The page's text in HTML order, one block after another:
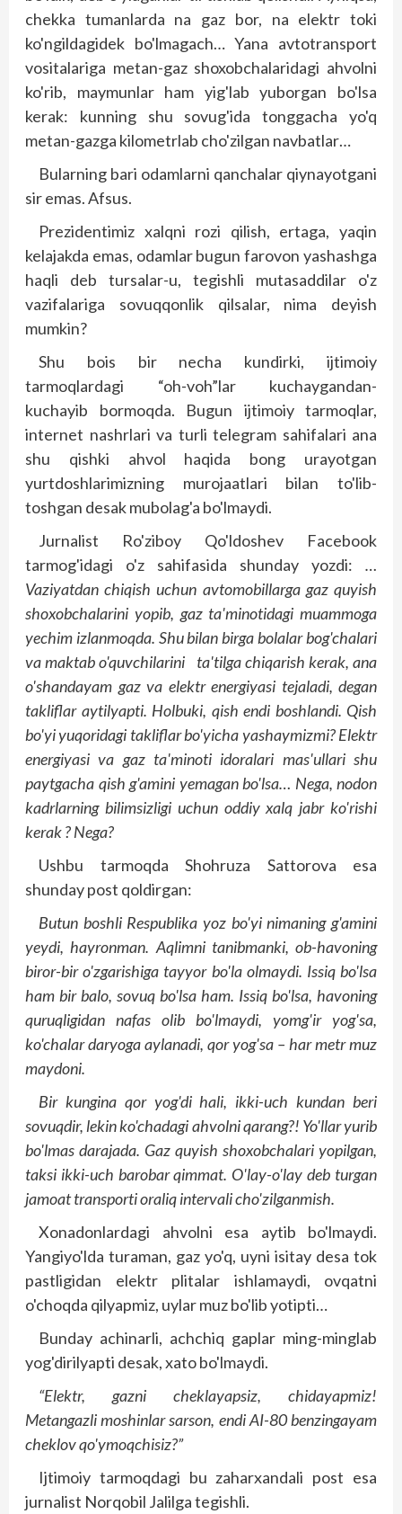
chekka tumanlarda na gaz bor, na elektr toki
ko'ngildagidek bo'lmagach… Yana avtotransport
vositalariga metan-gaz shoxobchalaridagi ahvolni
ko'rib, maymunlar ham yig'lab yuborgan bo'lsa
kerak: kunning shu sovug'ida tonggacha yo'q
metan-gazga kilometrlab cho'zilgan nav­batlar…
Bularning bari odamlarni qanchalar qiynayotgani
sir emas. Afsus.
Prezidentimiz xalqni rozi qilish, ertaga, yaqin
kelajakda emas, odamlar bugun farovon yashashga
haqli deb tursalar-u, tegishli mutasaddilar o'z
vazifalariga sovuqqonlik qilsalar, nima deyish
mumkin?
Shu bois bir necha kundirki, ijtimoiy
tarmoqlardagi “oh-voh”lar kuchaygandan-
kuchayib bormoqda. Bugun ijtimoiy tarmoqlar,
internet nashrlari va turli telegram sahifalari ana
shu qishki ahvol haqida bong urayotgan
yurtdoshlarimizning murojaatlari bilan to'lib-
toshgan desak mubolag'a bo'lmaydi.
Jurnalist Ro'ziboy Qo'ldoshev Facebook
tarmog'idagi o'z sahifasida shunday yozdi: …
Vaziyatdan chiqish uchun avtomobillarga gaz quyish
shoxobchalarini yopib, gaz ta'minotidagi muammoga
yechim izlanmoqda. Shu bilan birga bolalar bog'chalari
va maktab o'quvchilarini ta'tilga chiqarish kerak, ana
o'shandayam gaz va elektr energiyasi tejaladi, degan
takliflar aytilyapti. Holbuki, qish endi boshlandi. Qish
bo'yi yuqoridagi takliflar bo'yicha yashaymizmi? Elektr
energiyasi va gaz ta'minoti idoralari mas'ullari shu
paytgacha qish g'amini yemagan bo'lsa… Nega, nodon
kadrlarning bilimsizligi uchun oddiy xalq jabr ko'rishi
kerak ? Nega?
Ushbu tarmoqda Shohruza Sattorova esa
shunday post qoldirgan:
Butun boshli Respublika yoz bo'yi nimaning g'amini
yeydi, hayronman. Aqlimni tanibmanki, ob-havoning
biror-bir o'zgarishiga tayyor bo'la olmaydi. Issiq bo'lsa
ham bir balo, sovuq bo'lsa ham. Issiq bo'lsa, havoning
quruqligidan nafas olib bo'lmaydi, yomg'ir yog'sa,
ko'chalar daryoga aylanadi, qor yog'sa – har metr muz
maydoni.
Bir kungina qor yog'di hali, ikki-uch kundan beri
sovuqdir, lekin ko'chadagi ahvolni qarang?! Yo'llar yurib
bo'lmas darajada. Gaz quyish shoxobchalari yopilgan,
taksi ikki-uch barobar qimmat. O'lay-o'lay deb turgan
jamoat transporti oraliq intervali cho'zilganmish.
Xonadonlardagi ahvolni esa aytib bo'lmaydi.
Yangiyo'lda turaman, gaz yo'q, uyni isitay desa tok
pastligidan elektr plitalar ishlamaydi, ovqatni
o'choqda qilyapmiz, uylar muz bo'lib yotipti…
Bunday achinarli, achchiq gaplar ming-minglab
yog'dirilyapti desak, xato bo'lmaydi.
“Elektr, gazni cheklayapsiz, chidayapmiz!
Metangazli moshinlar sarson, endi AI-80 benzingayam
chek­lov qo'ymoqchisiz?”
Ijtimoiy tarmoqdagi bu zaharxandali post esa
jurnalist Norqobil Jalilga tegishli.